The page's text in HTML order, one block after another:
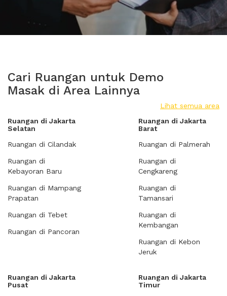
Cari Ruangan untuk Demo
Masak di Area Lainnya
Lihat semua area
Ruangan di Jakarta
Selatan
Ruangan di Cilandak
Ruangan di
Kebayoran Baru
Ruangan di Mampang
Prapatan
Ruangan di Tebet
Ruangan di Pancoran
Ruangan di Jakarta
Barat
Ruangan di Palmerah
Ruangan di
Cengkareng
Ruangan di
Tamansari
Ruangan di
Kembangan
Ruangan di Kebon
Jeruk
Ruangan di Jakarta
Pusat
Ruangan di Jakarta
Timur